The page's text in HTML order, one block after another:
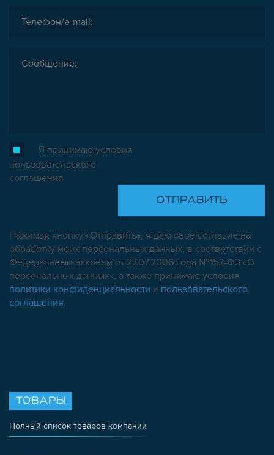
Я принимаю условия
пользовательского
соглашения
Нажимая кнопку «Отправить», я даю свое согласие на
обработку моих персональных данных, в соответствии с
Федеральным законом от 27.07.2006 года №152-ФЗ «О
персональных данных», а также принимаю условия
политики конфиденциальности и пользовательского
соглашения.
ТОВАРЫ
Полный список товаров компании